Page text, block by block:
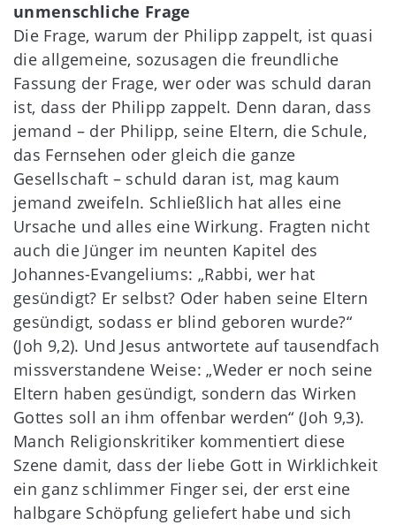
unmenschliche Frage
Die Frage, warum der Philipp zappelt, ist quasi
die allgemeine, sozusagen die freundliche
Fassung der Frage, wer oder was schuld daran
ist, dass der Philipp zappelt. Denn daran, dass
jemand – der Philipp, seine Eltern, die Schule,
das Fernsehen oder gleich die ganze
Gesellschaft – schuld daran ist, mag kaum
jemand zweifeln. Schließlich hat alles eine
Ursache und alles eine Wirkung. Fragten nicht
auch die Jünger im neunten Kapitel des
Johannes-Evangeliums: „Rabbi, wer hat
gesündigt? Er selbst? Oder haben seine Eltern
gesündigt, sodass er blind geboren wurde?“
(Joh 9,2). Und Jesus antwortete auf tausendfach
missverstandene Weise: „Weder er noch seine
Eltern haben gesündigt, sondern das Wirken
Gottes soll an ihm offenbar werden“ (Joh 9,3).
Manch Religionskritiker kommentiert diese
Szene damit, dass der liebe Gott in Wirklichkeit
ein ganz schlimmer Finger sei, der erst eine
halbgare Schöpfung geliefert habe und sich